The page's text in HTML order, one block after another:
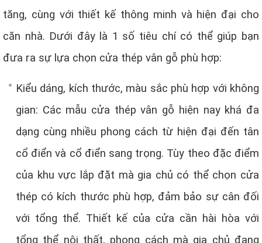
tăng, cùng với thiết kế thông minh và hiện đại cho
căn nhà. Dưới đây là 1 số tiêu chí có thể giúp bạn
đưa ra sự lựa chọn cửa thép vân gỗ phù hợp:
Kiểu dáng, kích thước, màu sắc phù hợp với không
gian: Các mẫu cửa thép vân gỗ hiện nay khá đa
dạng cùng nhiều phong cách từ hiện đại đến tân
cổ điển và cổ điển sang trọng. Tùy theo đặc điểm
của khu vực lắp đặt mà gia chủ có thể chọn cửa
thép có kích thước phù hợp, đảm bảo sự cân đối
với tổng thể. Thiết kế của cửa cần hài hòa với
tổng thể nội thất, phong cách mà gia chủ đang